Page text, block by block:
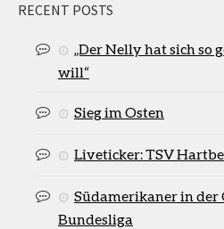
RECENT POSTS
„Der Nelly hat sich so
will“
Sieg im Osten
Liveticker: TSV
Südamerikaner in der
Bundesliga